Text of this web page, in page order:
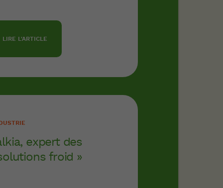
LIRE L'ARTICLE
expert des
froid »